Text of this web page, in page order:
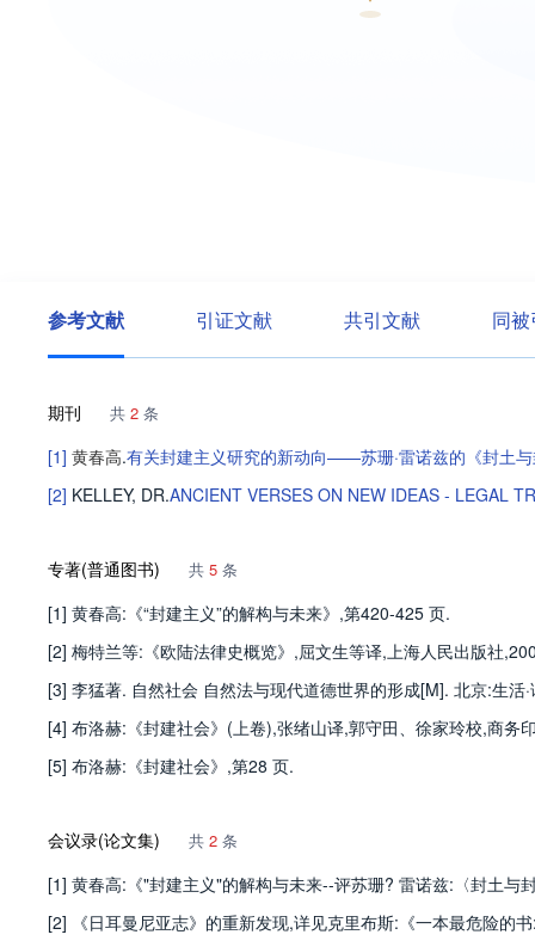
参考文献 引证文献 共引文献 同
期刊 共 2 条
[1] 黄春高.有关封建主义研究的新动向——苏珊·雷诺兹的《封土
[2] KELLEY, DR.ANCIENT VERSES ON NEW IDEAS - LEGAL
专著(普通图书) 共 5 条
[1] 黄春高:《“封建主义”的解构与未来》,第420-425 页.
[2] 梅特兰等:《欧陆法律史概览》,屈文生等译,上海人民出版社
[3] 李猛著. 自然社会 自然法与现代道德世界的形成[M]. 北京:生活
[4] 布洛赫:《封建社会》(上卷),张绪山译,郭守田、徐家玲校,商务
[5] 布洛赫:《封建社会》,第28 页.
会议录(论文集) 共 2 条
[1] 黄春高:《"封建主义"的解构与未来--评苏珊? 雷诺兹:〈封土
[2] 《日耳曼尼亚志》的重新发现,详见克里布斯:《一本最危险的